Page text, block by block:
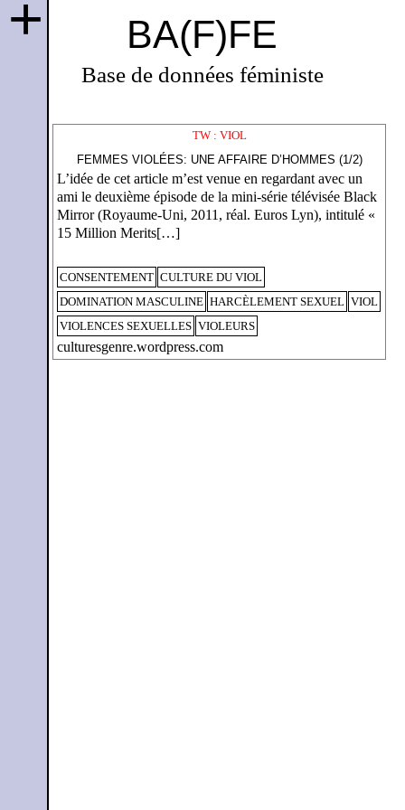
BA(F)FE
Base de données féministe
+
TW : VIOL
FEMMES VIOLÉES: UNE AFFAIRE D’HOMMES (1/2)
L’idée de cet article m’est venue en regardant avec un
ami le deuxième épisode de la mini-série télévisée Black
Mirror (Royaume-Uni, 2011, réal. Euros Lyn), intitulé «
15 Million Merits[…]
CONSENTEMENT CULTURE DU VIOL
DOMINATION MASCULINE HARCÈLEMENT SEXUEL VIOL
VIOLENCES SEXUELLES VIOLEURS
culturesgenre.wordpress.com